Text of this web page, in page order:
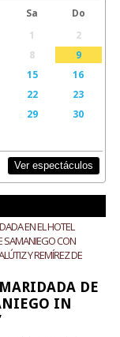
Sa
Do
1
2
8
9
15
16
22
23
29
30
Ver espectáculos
EN EL HOTEL
SAMANIEGO CON
Y REMÍREZ DE
DE
IN